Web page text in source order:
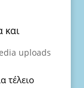
και
uploads
τέλειο